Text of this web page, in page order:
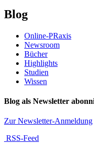
Blog
Online-PRaxis
Newsroom
Bücher
Highlights
Studien
Wissen
Blog als Newsletter
Zur Newsletter-Anmeldung
RSS-Feed